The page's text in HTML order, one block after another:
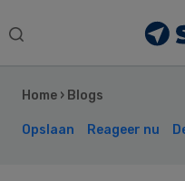
Search
Home › Blogs
Opslaan Reageer nu
Sidebar